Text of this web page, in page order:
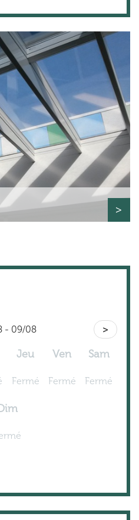
>
>
- 09/08
Jeu
Fermé
Ven
Fermé
Sam
Fermé